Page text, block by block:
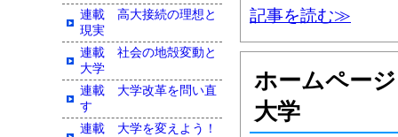
記事を読む≫
ホームペー
大学
連載 高大接続の理想と
現実
連載 社会の地殻変動と
大学
連載 大学改革を問い直
す
連載 大学を変えよう！